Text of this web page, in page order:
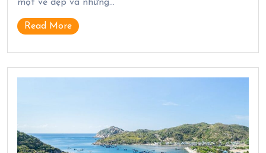
một vẻ đẹp và những…
Read More